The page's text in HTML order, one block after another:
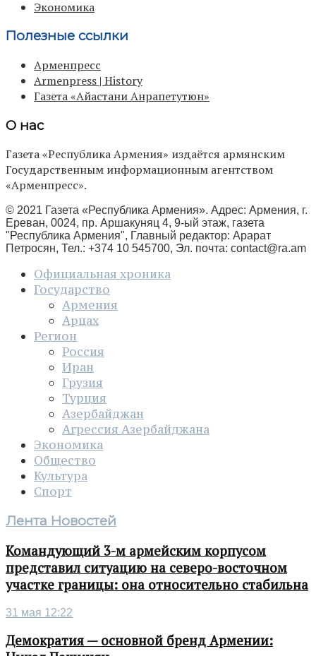
Экономика
Полезные ссылки
Арменпресс
Armenpress | History
Газета «Айастани Анрапетутюн»
О нас
Газета «Республика Армения» издаётся армянским
Государственным информационным агентством
«Арменпресс».
© 2021 Газета «Республика Армения». Адрес: Армения, г.
Ереван, 0024, пр. Аршакуняц 4, 9-ый этаж, газета
"Республика Армения", Главный редактор: Арарат
Петросян, Тел.: +374 10 545700, Эл. почта: contact@ra.am
Официальная хроника
Государство
Армения
Арцах
Регион
Россия
Иран
Грузия
Турция
Азербайджан
Агрессия Азербайджана
Экономика
Общество
Культура
Спорт
Лента Новостей
Командующий 3-м армейским корпусом
представил ситуацию на северо-восточном
участке границы: она относительно стабильна
31 мая 12:22
Демократия — основной бренд Армении: